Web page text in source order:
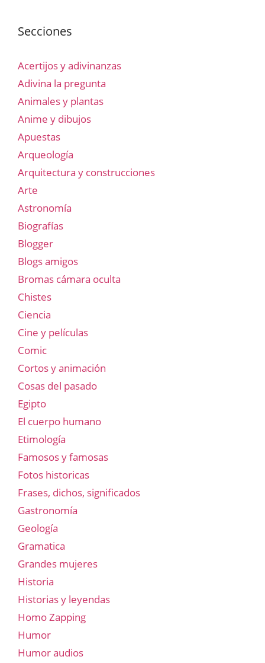
Secciones
Acertijos y adivinanzas
Adivina la pregunta
Animales y plantas
Anime y dibujos
Apuestas
Arqueología
Arquitectura y construcciones
Arte
Astronomía
Biografías
Blogger
Blogs amigos
Bromas cámara oculta
Chistes
Ciencia
Cine y películas
Comic
Cortos y animación
Cosas del pasado
Egipto
El cuerpo humano
Etimología
Famosos y famosas
Fotos historicas
Frases, dichos, significados
Gastronomía
Geología
Gramatica
Grandes mujeres
Historia
Historias y leyendas
Homo Zapping
Humor
Humor audios